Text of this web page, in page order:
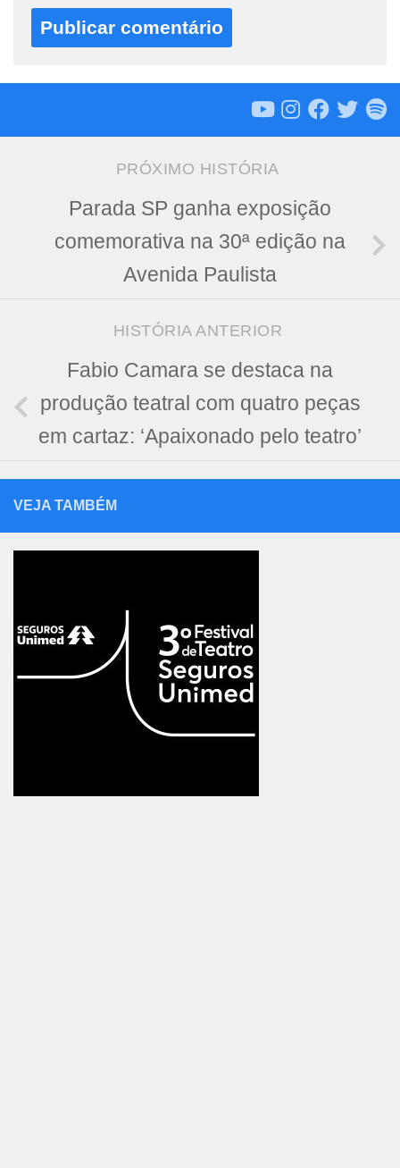
PRÓXIMO HISTÓRIA
Parada SP ganha exposição
comemorativa na 30ª edição na
Avenida Paulista
HISTÓRIA ANTERIOR
Fabio Camara se destaca na
produção teatral com quatro peças
em cartaz: ‘Apaixonado pelo teatro’
VEJA TAMBÉM